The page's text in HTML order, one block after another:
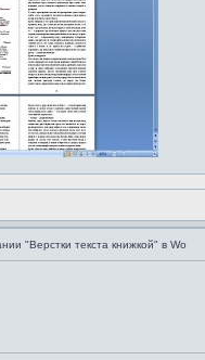
"Верстки текста книжкой" в Wo